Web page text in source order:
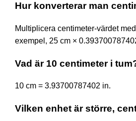
Hur konverterar man
Multiplicera centimeter-värdet
exempel, 25 cm ×
Vad är 10 centimeter i
10 cm = 3.93700787402 in.
Vilken enhet är större,